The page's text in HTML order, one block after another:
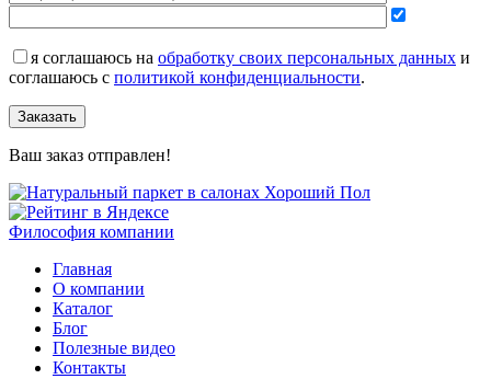
я соглашаюсь на обработку своих персональных данных и
соглашаюсь с политикой конфиденциальности.
Заказать
Ваш заказ отправлен!
Философия компании
Главная
О компании
Каталог
Блог
Полезные видео
Контакты